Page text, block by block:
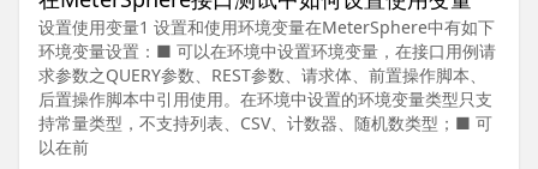
设置使用变量1 设置和使用环境变量在MeterSphere中有如下
环境变量设置：■ 可以在环境中设置环境变量，在接口用例请
求参数之QUERY参数、REST参数、请求体、前置操作脚本、
后置操作脚本中引用使用。在环境中设置的环境变量类型只支
持常量类型，不支持列表、CSV、计数器、随机数类型；■ 可
以在前